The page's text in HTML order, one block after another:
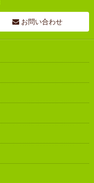
お問い合わせ